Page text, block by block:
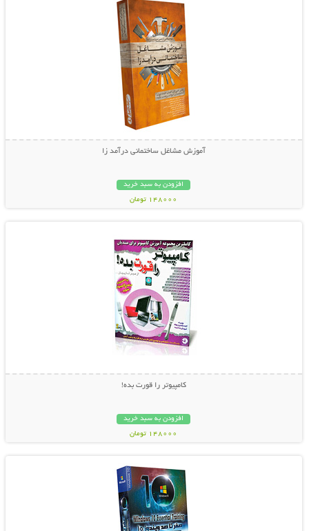
آموزش مشاغل ساختمانی درآمد زا
افزودن به سبد خرید
148000 تومان
کامپیوتر را قورت بده!
افزودن به سبد خرید
148000 تومان